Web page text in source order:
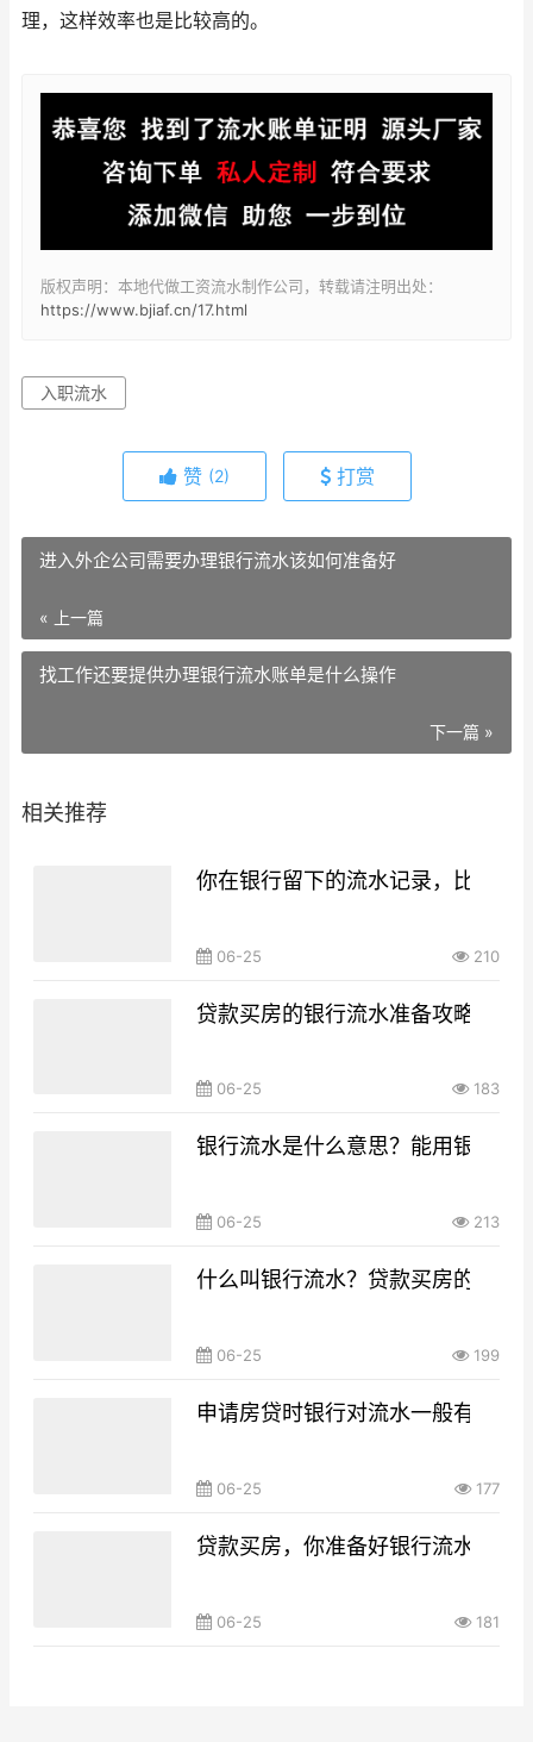
理，这样效率也是比较高的。
版权声明：本地代做工资流水制作公司，转载请注明出处：
https://www.bjiaf.cn/17.html
入职流水
赞 (2) 打赏
进入外企公司需要办理银行流水该如何准备好
« 上一篇
找工作还要提供办理银行流水账单是什么操作
下一篇 »
相关推荐
你在银行留下的流水记录，比你想
06-25 210
贷款买房的银行流水准备攻略，你
06-25 183
银行流水是什么意思？能用银行流
06-25 213
什么叫银行流水？贷款买房的银行
06-25 199
申请房贷时银行对流水一般有什么
06-25 177
贷款买房，你准备好银行流水了吗
06-25 181